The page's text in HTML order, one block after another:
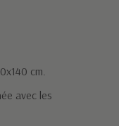
cm.
avec les